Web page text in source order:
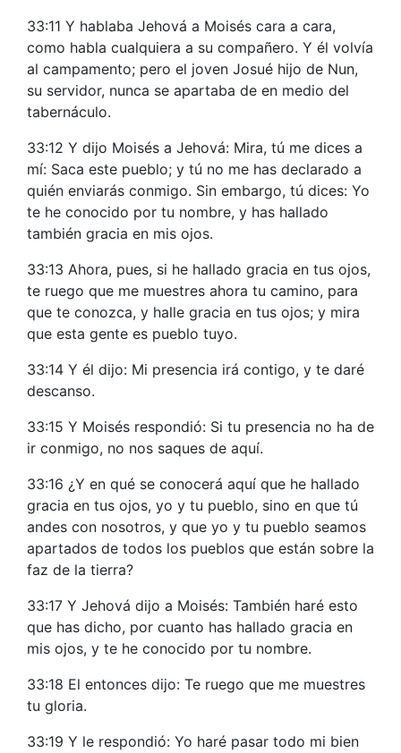
33:11 Y hablaba Jehová a Moisés cara a cara,
como habla cualquiera a su compañero. Y él volvía
al campamento; pero el joven Josué hijo de Nun,
su servidor, nunca se apartaba de en medio del
tabernáculo.
33:12 Y dijo Moisés a Jehová: Mira, tú me dices a
mí: Saca este pueblo; y tú no me has declarado a
quién enviarás conmigo. Sin embargo, tú dices: Yo
te he conocido por tu nombre, y has hallado
también gracia en mis ojos.
33:13 Ahora, pues, si he hallado gracia en tus ojos,
te ruego que me muestres ahora tu camino, para
que te conozca, y halle gracia en tus ojos; y mira
que esta gente es pueblo tuyo.
33:14 Y él dijo: Mi presencia irá contigo, y te daré
descanso.
33:15 Y Moisés respondió: Si tu presencia no ha de
ir conmigo, no nos saques de aquí.
33:16 ¿Y en qué se conocerá aquí que he hallado
gracia en tus ojos, yo y tu pueblo, sino en que tú
andes con nosotros, y que yo y tu pueblo seamos
apartados de todos los pueblos que están sobre la
faz de la tierra?
33:17 Y Jehová dijo a Moisés: También haré esto
que has dicho, por cuanto has hallado gracia en
mis ojos, y te he conocido por tu nombre.
33:18 El entonces dijo: Te ruego que me muestres
tu gloria.
33:19 Y le respondió: Yo haré pasar todo mi bien